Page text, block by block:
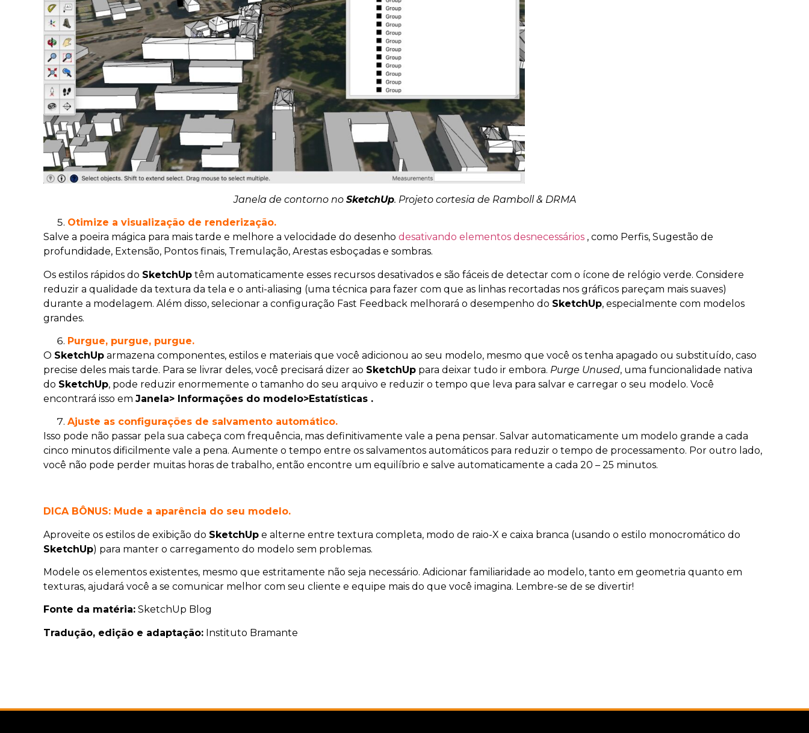
Janela de contorno no SketchUp. Projeto cortesia de Ramboll & DRMA
Otimize a visualização de renderização.
Salve a poeira mágica para mais tarde e melhore a velocidade do desenho desativando elementos desnecessários , como Perfis, Sugestão de
profundidade, Extensão, Pontos finais, Tremulação, Arestas esboçadas e sombras.
Os estilos rápidos do SketchUp têm automaticamente esses recursos desativados e são fáceis de detectar com o ícone de relógio verde. Considere
reduzir a qualidade da textura da tela e o anti-aliasing (uma técnica para fazer com que as linhas recortadas nos gráficos pareçam mais suaves)
durante a modelagem. Além disso, selecionar a configuração Fast Feedback melhorará o desempenho do SketchUp, especialmente com modelos
grandes.
Purgue, purgue, purgue.
O SketchUp armazena componentes, estilos e materiais que você adicionou ao seu modelo, mesmo que você os tenha apagado ou substituído, caso
precise deles mais tarde. Para se livrar deles, você precisará dizer ao SketchUp para deixar tudo ir embora. Purge Unused, uma funcionalidade nativa
do SketchUp, pode reduzir enormemente o tamanho do seu arquivo e reduzir o tempo que leva para salvar e carregar o seu modelo. Você
encontrará isso em Janela> Informações do modelo>Estatísticas .
Ajuste as configurações de salvamento automático.
Isso pode não passar pela sua cabeça com frequência, mas definitivamente vale a pena pensar. Salvar automaticamente um modelo grande a cada
cinco minutos dificilmente vale a pena. Aumente o tempo entre os salvamentos automáticos para reduzir o tempo de processamento. Por outro lado,
você não pode perder muitas horas de trabalho, então encontre um equilíbrio e salve automaticamente a cada 20 – 25 minutos.
DICA BÔNUS: Mude a aparência do seu modelo.
Aproveite os estilos de exibição do SketchUp e alterne entre textura completa, modo de raio-X e caixa branca (usando o estilo monocromático do
SketchUp) para manter o carregamento do modelo sem problemas.
Modele os elementos existentes, mesmo que estritamente não seja necessário. Adicionar familiaridade ao modelo, tanto em geometria quanto em
texturas, ajudará você a se comunicar melhor com seu cliente e equipe mais do que você imagina. Lembre-se de se divertir!
Fonte da matéria: SketchUp Blog
Tradução, edição e adaptação: Instituto Bramante